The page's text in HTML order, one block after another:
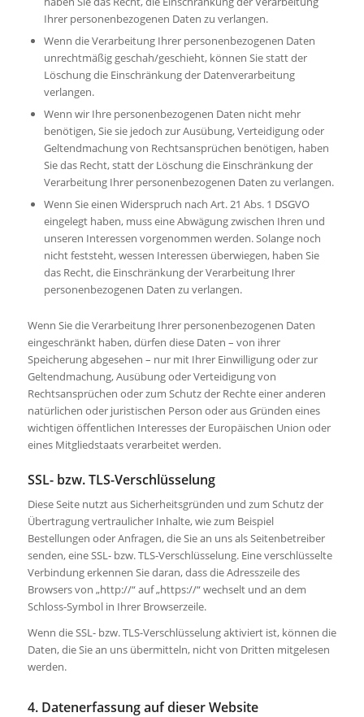
Ihrer personenbezogenen Daten zu verlangen.
Wenn die Verarbeitung Ihrer personenbezogenen Daten
unrechtmäßig geschah/geschieht, können Sie statt der
Löschung die Einschränkung der Datenverarbeitung
verlangen.
Wenn wir Ihre personenbezogenen Daten nicht mehr
benötigen, Sie sie jedoch zur Ausübung, Verteidigung oder
Geltendmachung von Rechtsansprüchen benötigen, haben
Sie das Recht, statt der Löschung die Einschränkung der
Verarbeitung Ihrer personenbezogenen Daten zu verlangen.
Wenn Sie einen Widerspruch nach Art. 21 Abs. 1 DSGVO
eingelegt haben, muss eine Abwägung zwischen Ihren und
unseren Interessen vorgenommen werden. Solange noch
nicht feststeht, wessen Interessen überwiegen, haben Sie
das Recht, die Einschränkung der Verarbeitung Ihrer
personenbezogenen Daten zu verlangen.
Wenn Sie die Verarbeitung Ihrer personenbezogenen Daten
eingeschränkt haben, dürfen diese Daten – von ihrer
Speicherung abgesehen – nur mit Ihrer Einwilligung oder zur
Geltendmachung, Ausübung oder Verteidigung von
Rechtsansprüchen oder zum Schutz der Rechte einer anderen
natürlichen oder juristischen Person oder aus Gründen eines
wichtigen öffentlichen Interesses der Europäischen Union oder
eines Mitgliedstaats verarbeitet werden.
SSL- bzw. TLS-Verschlüsselung
Diese Seite nutzt aus Sicherheitsgründen und zum Schutz der
Übertragung vertraulicher Inhalte, wie zum Beispiel
Bestellungen oder Anfragen, die Sie an uns als Seitenbetreiber
senden, eine SSL- bzw. TLS-Verschlüsselung. Eine verschlüsselte
Verbindung erkennen Sie daran, dass die Adresszeile des
Browsers von „http://“ auf „https://“ wechselt und an dem
Schloss-Symbol in Ihrer Browserzeile.
Wenn die SSL- bzw. TLS-Verschlüsselung aktiviert ist, können die
Daten, die Sie an uns übermitteln, nicht von Dritten mitgelesen
werden.
4. Datenerfassung auf dieser Website